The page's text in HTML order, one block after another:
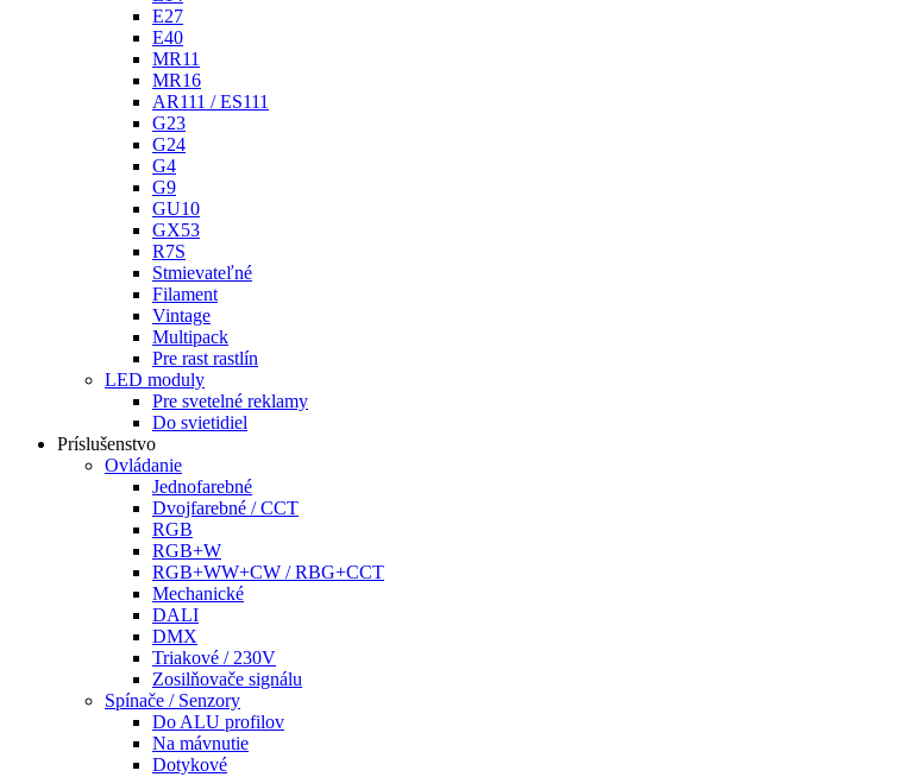
E27
E40
MR11
MR16
AR111 / ES111
G23
G24
G4
G9
GU10
GX53
R7S
Stmievateľné
Filament
Vintage
Multipack
Pre rast rastlín
LED moduly
Pre svetelné reklamy
Do svietidiel
Príslušenstvo
Ovládanie
Jednofarebné
Dvojfarebné / CCT
RGB
RGB+W
RGB+WW+CW / RBG+CCT
Mechanické
DALI
DMX
Triakové / 230V
Zosilňovače signálu
Spínače / Senzory
Do ALU profilov
Na mávnutie
Dotykové